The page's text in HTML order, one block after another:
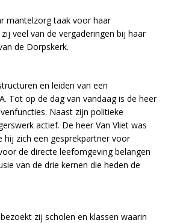
mantelzorg taak voor haar
veel van de vergaderingen bij haar
de Dorpskerk.
en leiden van een
Tot op de dag van vandaag is de heer
Naast zijn politieke
actief. De heer Van Vliet was
hij zich een gesprekpartner voor
de directe leefomgeving belangen
van de drie kernen die heden de
zij scholen en klassen waarin